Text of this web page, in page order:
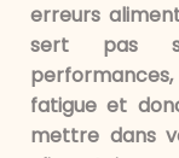
erreurs
sert pas
fatigue et
mettre dans